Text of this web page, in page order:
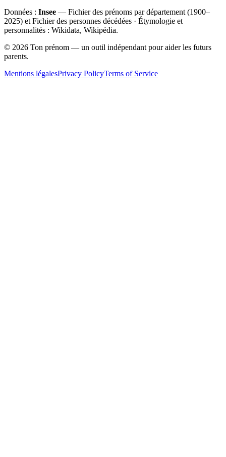
Données : Insee — Fichier des prénoms par département (1900–
2025) et Fichier des personnes décédées · Étymologie et
personnalités : Wikidata, Wikipédia.
© 2026 Ton prénom — un outil indépendant pour aider les futurs
parents.
Mentions légalesPrivacy PolicyTerms of Service